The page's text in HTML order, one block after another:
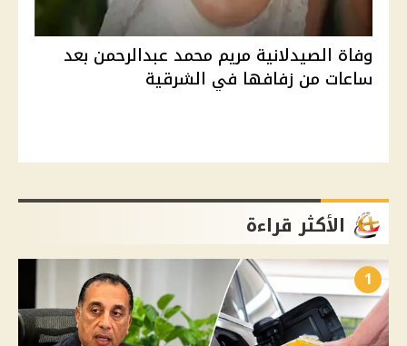
وفاة الصيدلانية مريم محمد عبدالرحمن بعد
ساعات من زفافها في الشرقية
الأكثر قراءة
1